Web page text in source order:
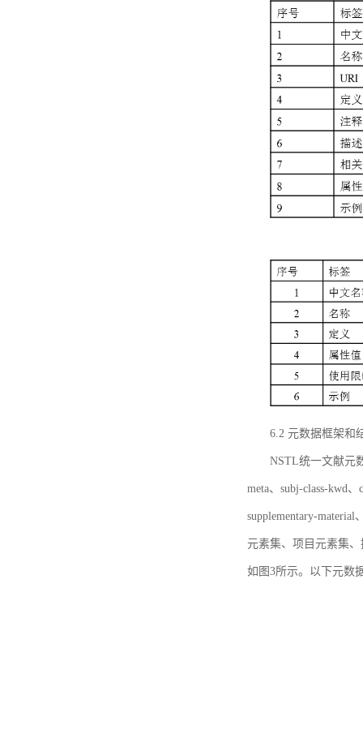
6.2 元数据框架和
NSTL统一文献元
meta、subj-class-kwd
supplementary-
元素集、项目元素集
如图3所示。以下元数